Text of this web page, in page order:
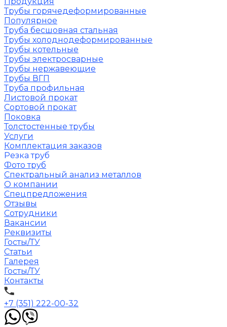
Трубы горячедеформированные
Популярное
Труба бесшовная стальная
Трубы холоднодеформированные
Трубы котельные
Трубы электросварные
Трубы нержавеющие
Трубы ВГП
Труба профильная
Листовой прокат
Сортовой прокат
Поковка
Толстостенные трубы
Услуги
Комплектация заказов
Резка труб
Фото труб
Спектральный анализ металлов
О компании
Спецпредложения
Отзывы
Сотрудники
Вакансии
Реквизиты
Госты/ТУ
Статьи
Галерея
Госты/ТУ
Контакты
+7 (351) 222-00-32